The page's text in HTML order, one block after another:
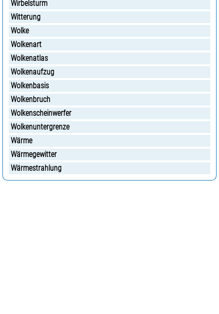
Wirbelsturm
Witterung
Wolke
Wolkenart
Wolkenatlas
Wolkenaufzug
Wolkenbasis
Wolkenbruch
Wolkenscheinwerfer
Wolkenuntergrenze
Wärme
Wärmegewitter
Wärmestrahlung